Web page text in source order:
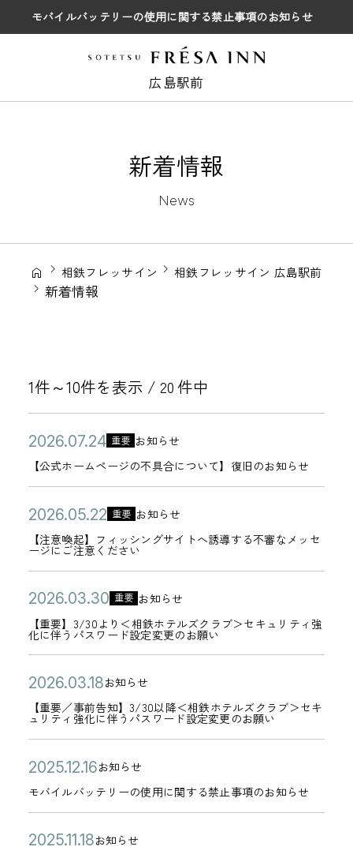
モバイルバッテリーの使用に関する禁止事項のお知らせ
広島駅前
新着情報
News
相鉄フレッサイン 相鉄フレッサイン 広島駅前
新着情報
1件～10件を表示 / 20件中
【公式ホームページの不具合について】復旧のお知らせ
公
開
日
2
0
2
6
年
0
7
月
2
4
カ
テ
リ
ー
重要 お知らせ
【
公
式
ホ
ー
ム
ペ
ー
ジ
の
具
合
に
つ
い
て
】
復
【注意喚起】フィッシングサイトへ誘導する不審なメッセ
ージにご注意ください
公
開
日
2
0
年
0
5
月
2
日
カ
テ
ゴ
リ
ー
重要 お知らせ
【
注
意
起
】
フ
ィ
ッ
シ
ン
グ
サ
イ
ト
【重要】3/30より＜相鉄ホテルズクラブ＞セキュリティ強
化に伴うパスワード設定変更のお願い
公
開
日
2
0
2
年
0
3
月
カ
テ
ゴ
リ
ー
重要 お知らせ
【
重
要
3
/
3
0
よ
り
相
【重要／事前告知】3/30以降＜相鉄ホテルズクラブ＞セキ
ュリティ強化に伴うパスワード設定変更のお願い
公
開
日
2
0
2
年
0
3
月
カ
テ
ゴ
リ
ー
お知らせ
【
重
要
事
前
告
知
モバイルバッテリーの使用に関する禁止事項のお知らせ
公
開
日
2
0
2
5
カ
テ
リ
お知らせ
モ
バ
イ
ル
公
2
カ
お知らせ
【